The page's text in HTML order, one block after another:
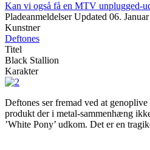
Kan vi også få en MTV unplugged-
Pladeanmeldelser Updated 06.
Kunstner
Deftones
Titel
Black Stallion
Karakter
Deftones ser fremad ved at
produkt der i metal-sammenhæng
’White Pony’ udkom. Det er en